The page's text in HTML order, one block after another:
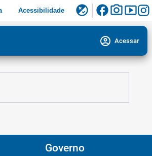
Acessibilidade flaky facebookphoto_camerasmart_display
account_circle Acessar
Governo